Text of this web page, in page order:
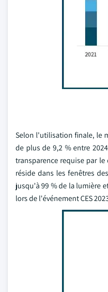
Selon l'utilisation finale, le
de plus de 9,2 % entre
transparence requise par
réside dans les fenêtres
jusqu'à 99 % de la lumière
lors de l'événement CES